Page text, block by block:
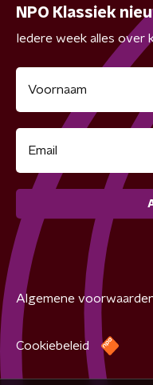
NPO Klassiek
Iedere week alles over
Algemene
Cookiebeleid